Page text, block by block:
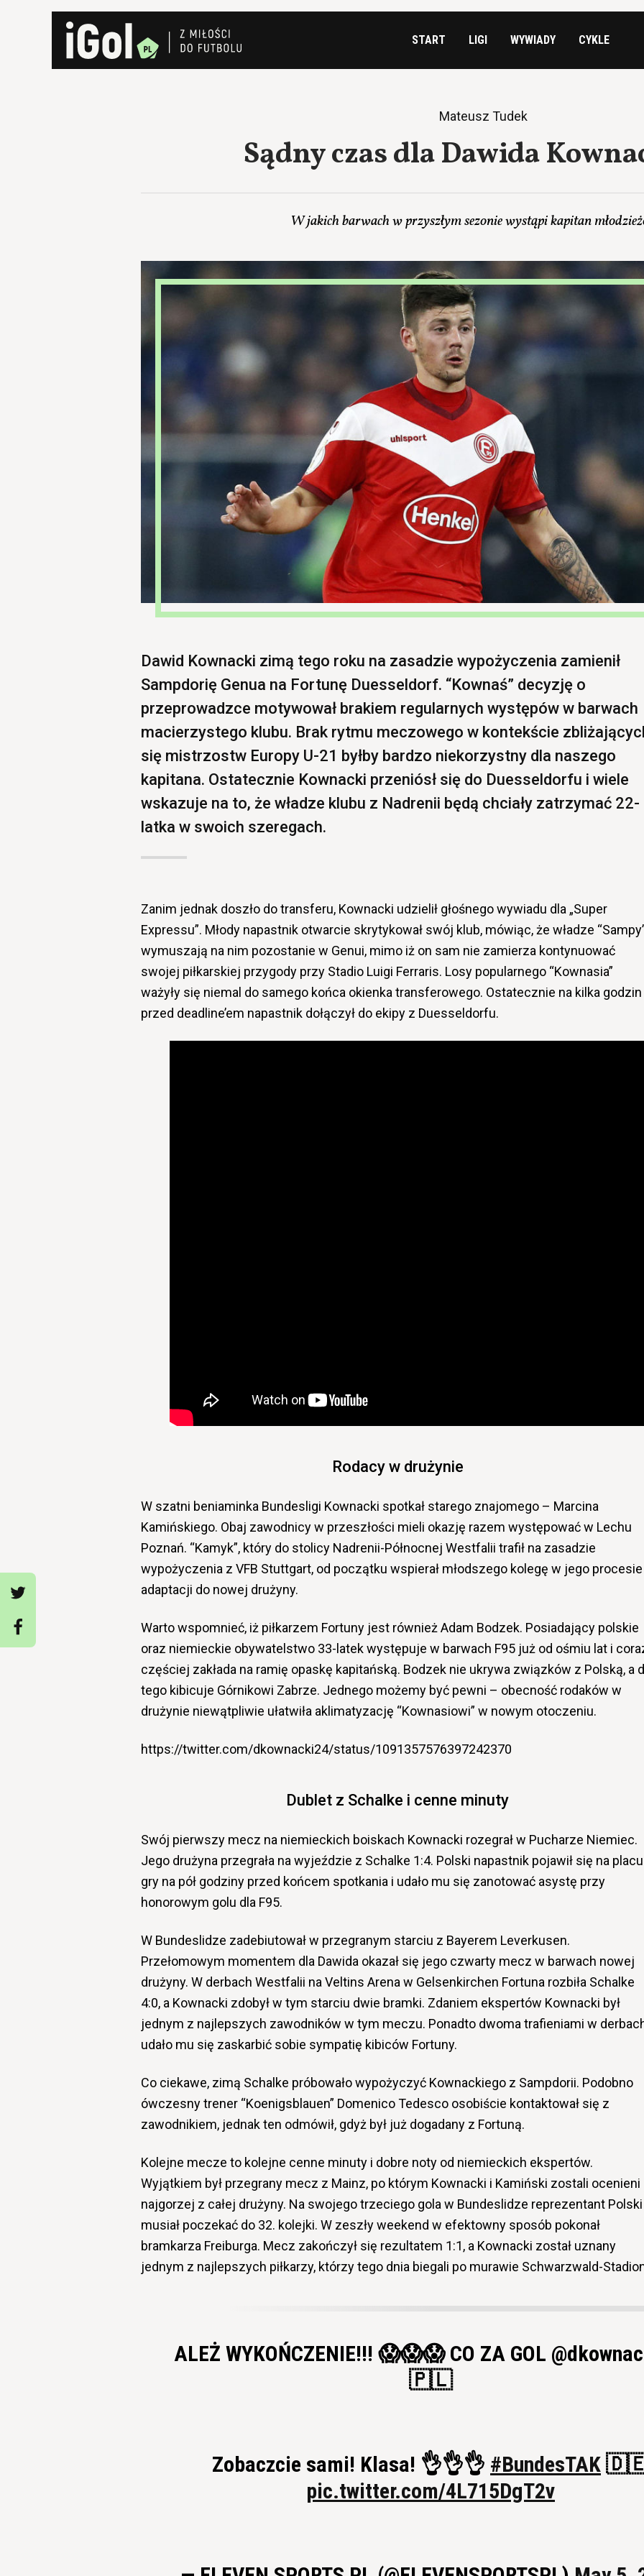
START LIGI WYWIADY CYKLE
Mateusz Tudek
Sądny czas dla Dawida
W jakich barwach w przyszłym sezonie wystąpi kapitan
Dawid Kownacki zimą tego roku na zasadzie wypożyczenia zamienił
Sampdorię Genua na Fortunę Duesseldorf. “Kownaś” decyzję o
przeprowadzce motywował brakiem regularnych występów w barwach
macierzystego klubu. Brak rytmu meczowego w kontekście
się mistrzostw Europy U-21 byłby bardzo niekorzystny dla naszego
kapitana. Ostatecznie Kownacki przeniósł się do Duesseldorfu i wiele
wskazuje na to, że władze klubu z Nadrenii będą chciały zatrzymać 22-
latka w swoich szeregach.
Zanim jednak doszło do transferu, Kownacki udzielił głośnego wywiadu dla „Super
Expressu”. Młody napastnik otwarcie skrytykował swój klub, mówiąc, że władze
wymuszają na nim pozostanie w Genui, mimo iż on sam nie zamierza kontynuować
swojej piłkarskiej przygody przy Stadio Luigi Ferraris. Losy popularnego “Kownasia”
ważyły się niemal do samego końca okienka transferowego. Ostatecznie na kilka godzin
przed deadline’em napastnik dołączył do ekipy z Duesseldorfu.
Rodacy w drużynie
W szatni beniaminka Bundesligi Kownacki spotkał starego znajomego – Marcina
Kamińskiego. Obaj zawodnicy w przeszłości mieli okazję razem występować w Lechu
Poznań. “Kamyk”, który do stolicy Nadrenii-Północnej Westfalii trafił na zasadzie
wypożyczenia z VFB Stuttgart, od początku wspierał młodszego kolegę w jego procesie
adaptacji do nowej drużyny.
Warto wspomnieć, iż piłkarzem Fortuny jest również Adam Bodzek. Posiadający polskie
oraz niemieckie obywatelstwo 33-latek występuje w barwach F95 już od ośmiu lat i
częściej zakłada na ramię opaskę kapitańską. Bodzek nie ukrywa związków z Polską, a
tego kibicuje Górnikowi Zabrze. Jednego możemy być pewni – obecność rodaków w
drużynie niewątpliwie ułatwiła aklimatyzację “Kownasiowi” w nowym otoczeniu.
https://twitter.com/dkownacki24/status/1091357576397242370
Dublet z Schalke i cenne minuty
Swój pierwszy mecz na niemieckich boiskach Kownacki rozegrał w Pucharze Niemiec.
Jego drużyna przegrała na wyjeździe z Schalke 1:4. Polski napastnik pojawił się na placu
gry na pół godziny przed końcem spotkania i udało mu się zanotować asystę przy
honorowym golu dla F95.
W Bundeslidze zadebiutował w przegranym starciu z Bayerem Leverkusen.
Przełomowym momentem dla Dawida okazał się jego czwarty mecz w barwach nowej
drużyny. W derbach Westfalii na Veltins Arena w Gelsenkirchen Fortuna rozbiła Schalke
4:0, a Kownacki zdobył w tym starciu dwie bramki. Zdaniem ekspertów Kownacki był
jednym z najlepszych zawodników w tym meczu. Ponadto dwoma trafieniami w
udało mu się zaskarbić sobie sympatię kibiców Fortuny.
Co ciekawe, zimą Schalke próbowało wypożyczyć Kownackiego z Sampdorii. Podobno
ówczesny trener “Koenigsblauen” Domenico Tedesco osobiście kontaktował się z
zawodnikiem, jednak ten odmówił, gdyż był już dogadany z Fortuną.
Kolejne mecze to kolejne cenne minuty i dobre noty od niemieckich ekspertów.
Wyjątkiem był przegrany mecz z Mainz, po którym Kownacki i Kamiński zostali ocenieni
najgorzej z całej drużyny. Na swojego trzeciego gola w Bundeslidze reprezentant Polski
musiał poczekać do 32. kolejki. W zeszły weekend w efektowny sposób pokonał
bramkarza Freiburga. Mecz zakończył się rezultatem 1:1, a Kownacki został uznany
jednym z najlepszych piłkarzy, którzy tego dnia biegali po murawie Schwarzwald-
ALEŻ WYKOŃCZENIE!!! 😱😱😱 CO ZA GOL
🇵🇱
Zobaczcie sami! Klasa! 👌👌👌 #BundesTAK
pic.twitter.com/4L715DgT2v